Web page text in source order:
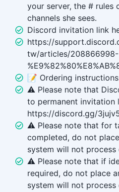
your server, the # rules
channels she sees.
Discord invitation link
https://
tw/articles/208866998-
📝 Ordering
⚠️ Please note that
to permanent invitation
https://discord.gg/
⚠️ Please note that for
completed, do not
system will not
⚠️ Please note that if
required, do not place
system will not